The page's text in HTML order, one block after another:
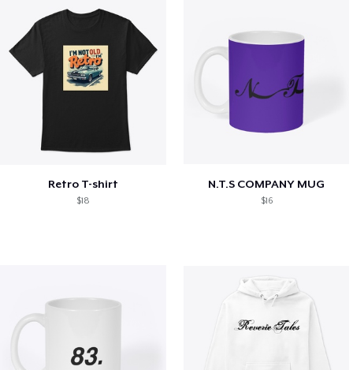
Retro T-shirt
$18
N.T.S COMPANY MUG
$16